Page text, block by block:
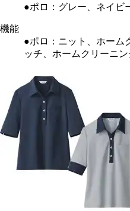
●ポロ：グレー、ネイビ
機能
●ポロ：ニット、ホーム
ッチ、ホームクリーニン